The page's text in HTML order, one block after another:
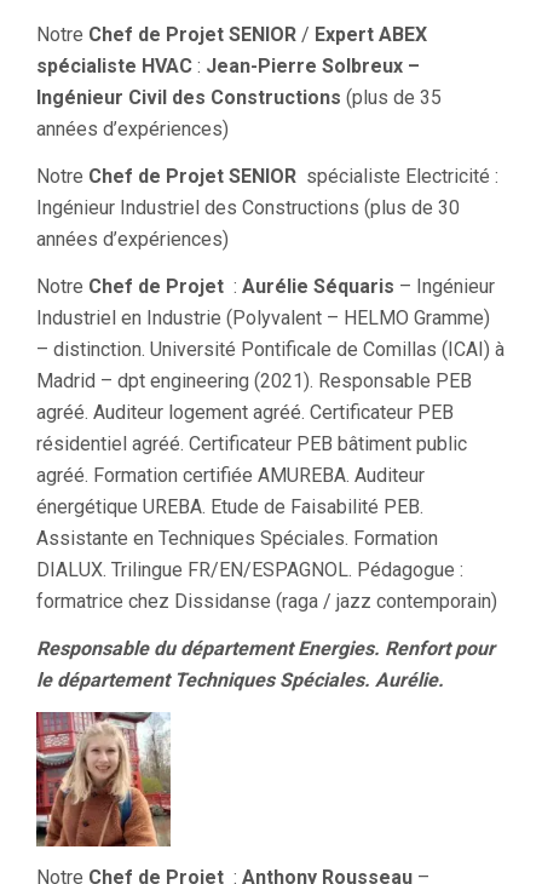
Notre Chef de Projet SENIOR / Expert ABEX
spécialiste HVAC : Jean-Pierre Solbreux –
Ingénieur Civil des Constructions (plus de 35
années d’expériences)
Notre Chef de Projet SENIOR spécialiste Electricité :
Ingénieur Industriel des Constructions (plus de 30
années d’expériences)
Notre Chef de Projet : Aurélie Séquaris – Ingénieur
Industriel en Industrie (Polyvalent – HELMO Gramme)
– distinction. Université Pontificale de Comillas (ICAI) à
Madrid – dpt engineering (2021). Responsable PEB
agréé. Auditeur logement agréé. Certificateur PEB
résidentiel agréé. Certificateur PEB bâtiment public
agréé. Formation certifiée AMUREBA. Auditeur
énergétique UREBA. Etude de Faisabilité PEB.
Assistante en Techniques Spéciales. Formation
DIALUX. Trilingue FR/EN/ESPAGNOL. Pédagogue :
formatrice chez Dissidanse (raga / jazz contemporain)
Responsable du département Energies. Renfort pour
le département Techniques Spéciales. Aurélie.
Notre Chef de Projet : Anthony Rousseau –